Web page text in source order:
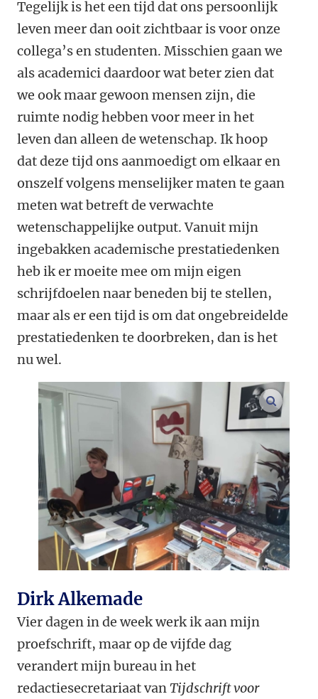
Tegelijk is het een tijd dat ons persoonlijk
leven meer dan ooit zichtbaar is voor onze
collega’s en studenten. Misschien gaan we
als academici daardoor wat beter zien dat
we ook maar gewoon mensen zijn, die
ruimte nodig hebben voor meer in het
leven dan alleen de wetenschap. Ik hoop
dat deze tijd ons aanmoedigt om elkaar en
onszelf volgens menselijker maten te gaan
meten wat betreft de verwachte
wetenschappelijke output. Vanuit mijn
ingebakken academische prestatiedenken
heb ik er moeite mee om mijn eigen
schrijfdoelen naar beneden bij te stellen,
maar als er een tijd is om dat ongebreidelde
prestatiedenken te doorbreken, dan is het
nu wel.
Dirk Alkemade
Vier dagen in de week werk ik aan mijn
proefschrift, maar op de vijfde dag
verandert mijn bureau in het
redactiesecretariaat vanTijdschrift voor